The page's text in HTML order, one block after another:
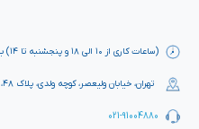
(ساعات کاری از ۱۰ الی ۱۸ و پنجشنبه تا ۱۴) بجز روزهای تعطیل
تهران، خیابان ولیعصر، کوچه ولدی، پلاک ۴۸، مجتمع کامپیوتر ولیعصر، طبقه اول، واحد ۴
021-91004880